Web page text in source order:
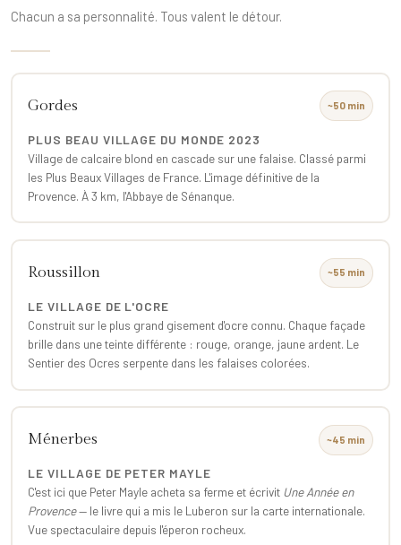
Chacun a sa personnalité. Tous valent le détour.
Gordes ~50 min
PLUS BEAU VILLAGE DU MONDE 2023
Village de calcaire blond en cascade sur une falaise. Classé parmi
les Plus Beaux Villages de France. L'image définitive de la
Provence. À 3 km, l'Abbaye de Sénanque.
Roussillon ~55 min
LE VILLAGE DE L'OCRE
Construit sur le plus grand gisement d'ocre connu. Chaque façade
brille dans une teinte différente : rouge, orange, jaune ardent. Le
Sentier des Ocres serpente dans les falaises colorées.
Ménerbes ~45 min
LE VILLAGE DE PETER MAYLE
C'est ici que Peter Mayle acheta sa ferme et écrivit Une Année en
Provence— le livre qui a mis le Luberon sur la carte internationale.
Vue spectaculaire depuis l'éperon rocheux.